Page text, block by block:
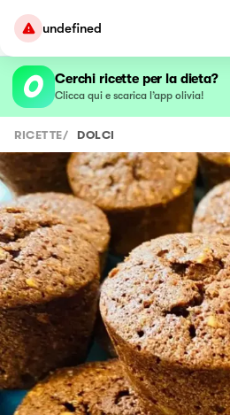
undefined
Cerchi ricette per la dieta?
Clicca qui e scarica l’app olivia!
RICETTE/ DOLCI